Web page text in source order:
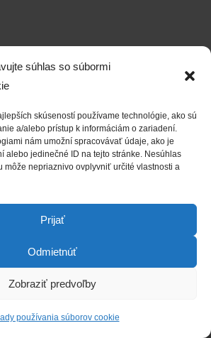
súhlas so súbormi
skúseností používame technológie, ako sú
a/alebo prístup k informáciám o zariadení.
nám umožní spracovávať údaje, ako je
alebo jedinečné ID na tejto stránke. Nesúhlas
môže nepriaznivo ovplyvniť určité vlastnosti a
Prijať
Odmietnúť
Zobraziť predvoľby
používania súborov cookie